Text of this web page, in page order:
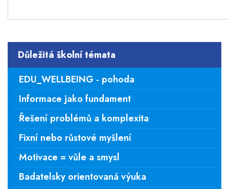
Důležitá školní témata
EDU_WELLBEING - pohoda
Informace jako fundament
Řešení problémů a komplexita
Fixní nebo růstové myšlení
Motivace = vůle a smysl
Badatelsky orientovaná výuka